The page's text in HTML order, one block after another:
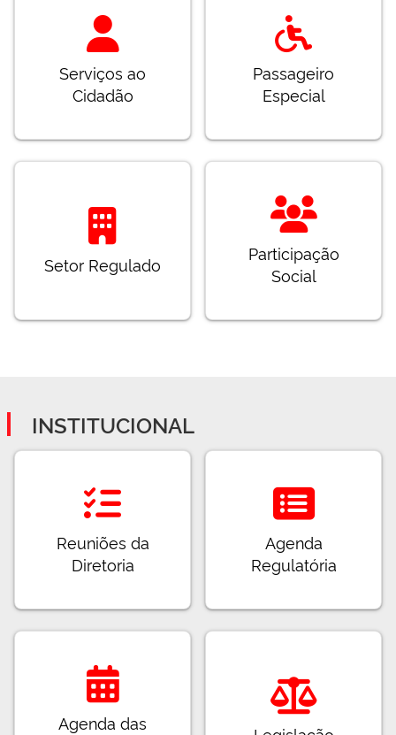
Serviços ao
Cidadão
Passageiro
Especial
Setor Regulado
Participação
Social
INSTITUCIONAL
Reuniões da
Diretoria
Agenda
Regulatória
Agenda das